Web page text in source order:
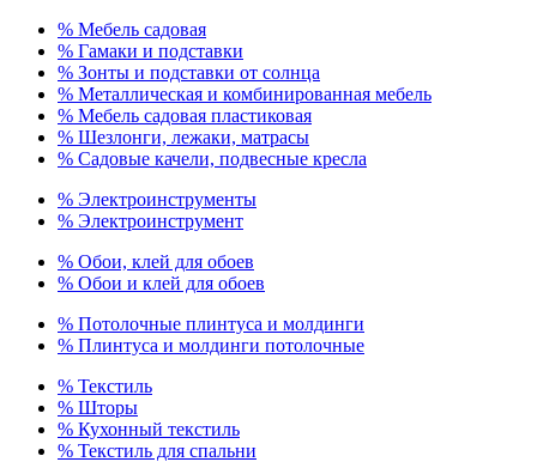
% Мебель садовая
% Гамаки и подставки
% Зонты и подставки от солнца
% Металлическая и комбинированная мебель
% Мебель садовая пластиковая
% Шезлонги, лежаки, матрасы
% Садовые качели, подвесные кресла
% Электроинструменты
% Электроинструмент
% Обои, клей для обоев
% Обои и клей для обоев
% Потолочные плинтуса и молдинги
% Плинтуса и молдинги потолочные
% Текстиль
% Шторы
% Кухонный текстиль
% Текстиль для спальни